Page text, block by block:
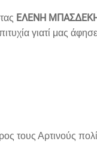
ΕΛΕΝΗ
γιατί μας
τους Αρτινούς